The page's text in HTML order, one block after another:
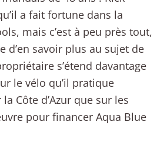
a fait fortune dans la
mais c’est à peu près tout,
d’en savoir plus au sujet de
s’étend davantage
le vélo qu’il pratique
Côte d’Azur que sur les
pour financer Aqua Blue